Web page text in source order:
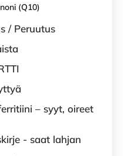
(Q10)
/ Peruutus
– syyt, oireet
- saat lahjan